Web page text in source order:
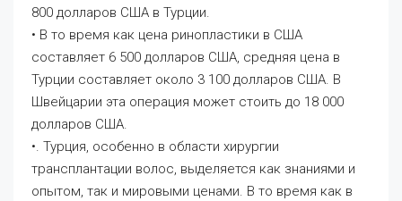
800 долларов США в Турции.
• В то время как цена ринопластики в США
составляет 6 500 долларов США, средняя цена в
Турции составляет около 3 100 долларов США. В
Швейцарии эта операция может стоить до 18 000
долларов США.
•. Турция, особенно в области хирургии
трансплантации волос, выделяется как знаниями и
опытом, так и мировыми ценами. В то время как в